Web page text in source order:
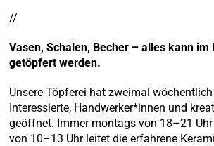
//
Vasen, Schalen, Becher – alles kann im
getöpfert werden.
Unsere Töpferei hat zweimal
Interessierte, Handwerker*innen und
geöffnet. Immer montags von 18–21
von 10–13 Uhr leitet die erfahrene